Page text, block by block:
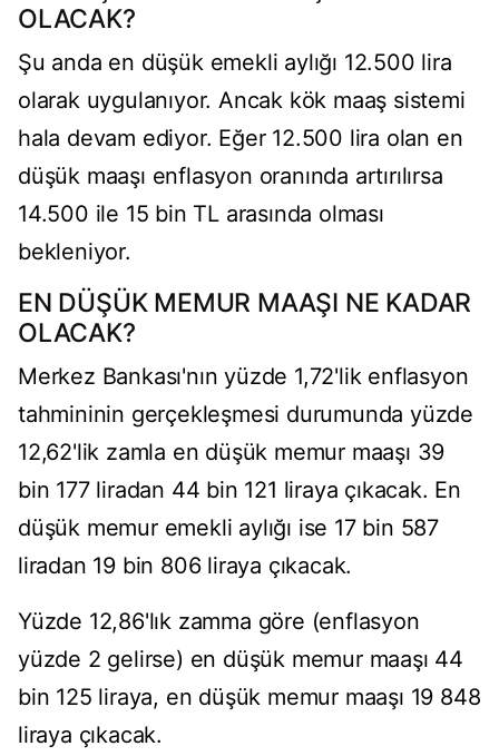
OLACAK?
Şu anda en düşük emekli aylığı 12.500 lira
olarak uygulanıyor. Ancak kök maaş sistemi
hala devam ediyor. Eğer 12.500 lira olan en
düşük maaşı enflasyon oranında artırılırsa
14.500 ile 15 bin TL arasında olması
bekleniyor.
EN DÜŞÜK MEMUR MAAŞI NE KADAR
OLACAK?
Merkez Bankası'nın yüzde 1,72'lik enflasyon
tahmininin gerçekleşmesi durumunda yüzde
12,62'lik zamla en düşük memur maaşı 39
bin 177 liradan 44 bin 121 liraya çıkacak. En
düşük memur emekli aylığı ise 17 bin 587
liradan 19 bin 806 liraya çıkacak.
Yüzde 12,86'lık zamma göre (enflasyon
yüzde 2 gelirse) en düşük memur maaşı 44
bin 125 liraya, en düşük memur maaşı 19 848
liraya çıkacak.